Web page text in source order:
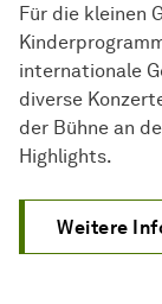
Für die kleinen
internationale
diverse
der Bühne an
Highlights.
Weitere